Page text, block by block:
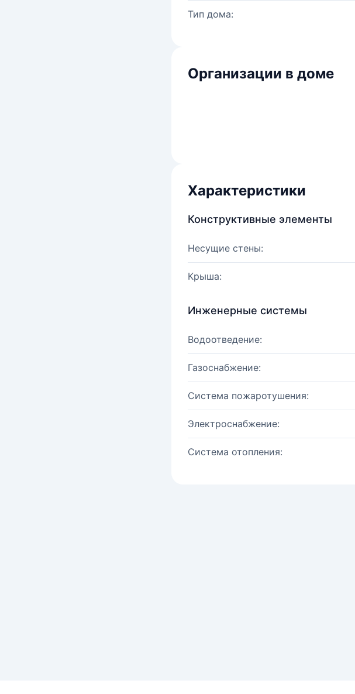
Тип дома:
Организации в доме
Характеристики
Конструктивные элементы
Несущие стены:
Крыша:
Инженерные системы
Водоотведение:
Газоснабжение:
Система пожаротушения:
Электроснабжение:
Система отопления: